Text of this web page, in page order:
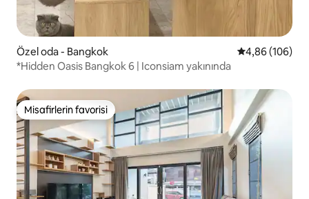
Özel oda - Bangkok 5 üzerinden
4,86 (106)
*Hidden Oasis Bangkok 6 | Iconsiam yakınında
Misafirlerin favorisi
Misafirlerin favorisi